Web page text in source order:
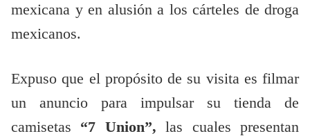
mexicana y en alusión a los cárteles de droga
mexicanos.
Expuso que el propósito de su visita es filmar
un anuncio para impulsar su tienda de
camisetas “7 Union”, las cuales presentan